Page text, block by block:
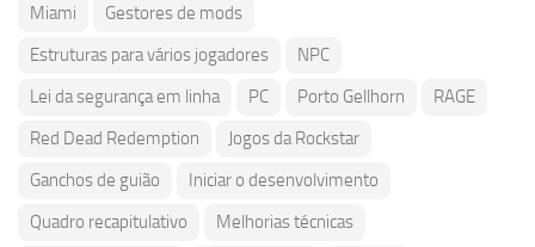
Miami
Gestores de mods
Estruturas para vários jogadores
NPC
Lei da segurança em linha
PC Porto Gellhorn
RAGE
Red Dead Redemption
Jogos da Rockstar
Ganchos de guião
Iniciar o desenvolvimento
Quadro recapitulativo
Melhorias técnicas